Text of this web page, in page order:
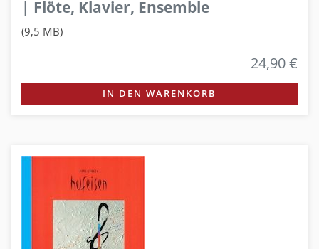
| Flöte, Klavier, Ensemble
(9,5 MB)
24,90 €
IN DEN WARENKORB